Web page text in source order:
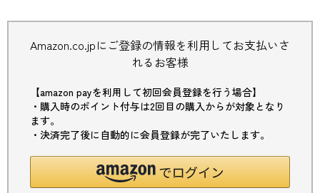
Amazon.co.jpにご登録の情報を利用してお支払いさ
れるお客様
【amazon payを利用して初回会員登録を行う場合】
・購入時のポイント付与は2回目の購入からが対象となり
ます。
・決済完了後に自動的に会員登録が完了いたします。